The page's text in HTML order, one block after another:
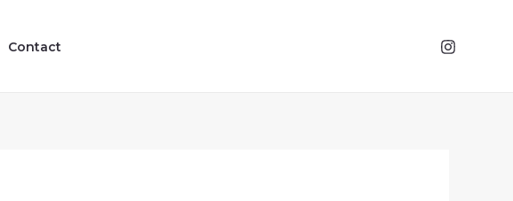
Contact